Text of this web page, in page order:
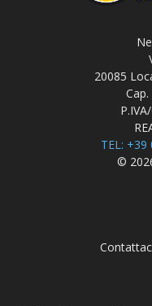
20085
TEL:
©